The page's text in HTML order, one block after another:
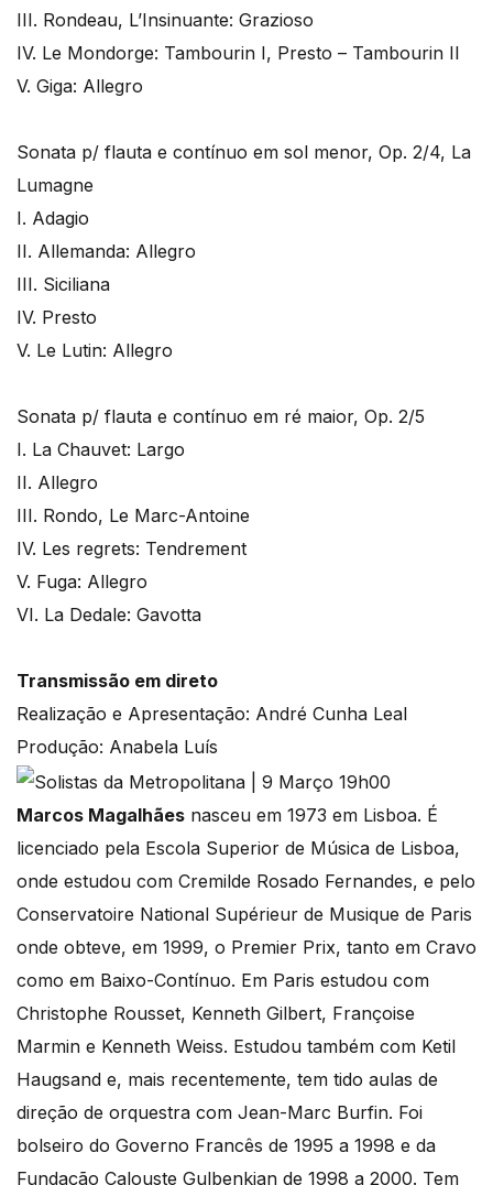
III. Rondeau, L’Insinuante: Grazioso
IV. Le Mondorge: Tambourin I, Presto – Tambourin II
V. Giga: Allegro
Sonata p/ flauta e contínuo em sol menor, Op. 2/4, La
Lumagne
I. Adagio
II. Allemanda: Allegro
III. Siciliana
IV. Presto
V. Le Lutin: Allegro
Sonata p/ flauta e contínuo em ré maior, Op. 2/5
I. La Chauvet: Largo
II. Allegro
III. Rondo, Le Marc-Antoine
IV. Les regrets: Tendrement
V. Fuga: Allegro
VI. La Dedale: Gavotta
Transmissão em direto
Realização e Apresentação: André Cunha Leal
Produção: Anabela Luís
Marcos Magalhães nasceu em 1973 em Lisboa. É
licenciado pela Escola Superior de Música de Lisboa,
onde estudou com Cremilde Rosado Fernandes, e pelo
Conservatoire National Supérieur de Musique de Paris
onde obteve, em 1999, o Premier Prix, tanto em Cravo
como em Baixo-Contínuo. Em Paris estudou com
Christophe Rousset, Kenneth Gilbert, Françoise
Marmin e Kenneth Weiss. Estudou também com Ketil
Haugsand e, mais recentemente, tem tido aulas de
direção de orquestra com Jean-Marc Burfin. Foi
bolseiro do Governo Francês de 1995 a 1998 e da
Fundação Calouste Gulbenkian de 1998 a 2000. Tem